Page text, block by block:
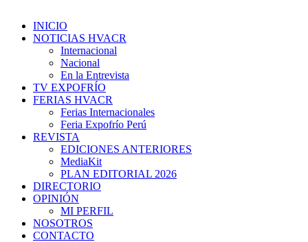
INICIO
NOTICIAS HVACR
Internacional
Nacional
En la Entrevista
TV EXPOFRÍO
FERIAS HVACR
Ferias Internacionales
Feria Expofrío Perú
REVISTA
EDICIONES ANTERIORES
MediaKit
PLAN EDITORIAL 2026
DIRECTORIO
OPINIÓN
MI PERFIL
NOSOTROS
CONTACTO